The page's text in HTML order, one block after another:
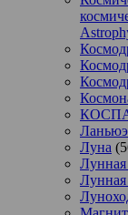
Ланьюэ
Луна
Лунная